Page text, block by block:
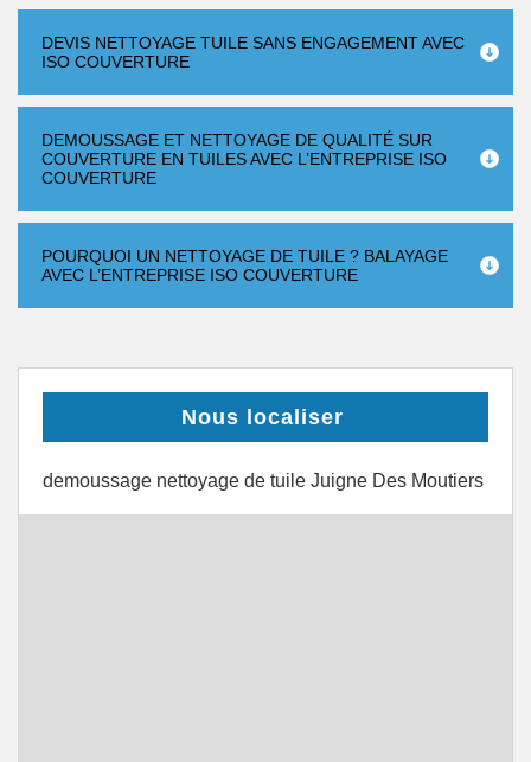
DEVIS NETTOYAGE TUILE SANS ENGAGEMENT AVEC
ISO COUVERTURE
DEMOUSSAGE ET NETTOYAGE DE QUALITÉ SUR
COUVERTURE EN TUILES AVEC L’ENTREPRISE ISO
COUVERTURE
POURQUOI UN NETTOYAGE DE TUILE ? BALAYAGE
AVEC L’ENTREPRISE ISO COUVERTURE
Nous localiser
demoussage nettoyage de tuile Juigne Des Moutiers